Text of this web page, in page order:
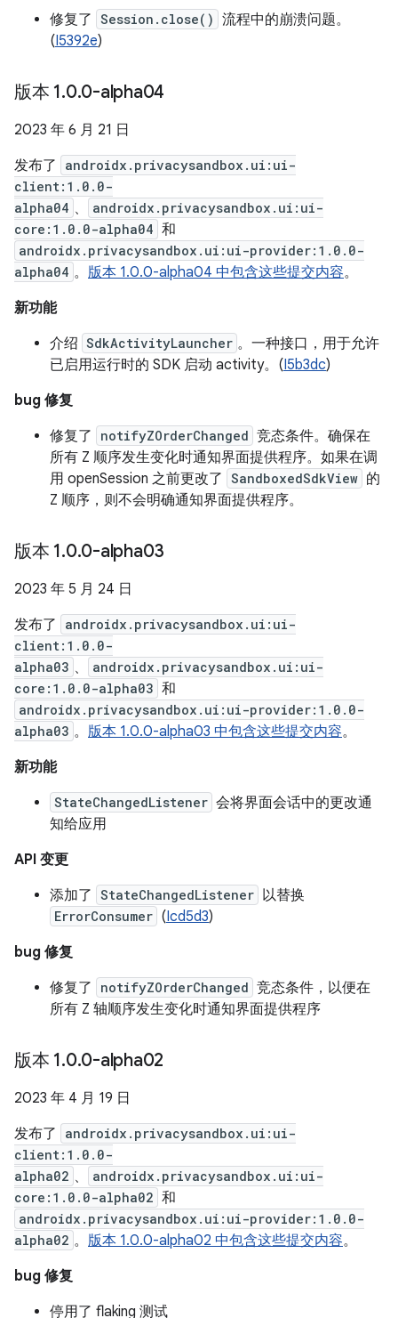
修复了 Session.close() 流程中的崩溃问题。
(I5392e)
版本 1.0.0-alpha04
2023 年 6 月 21 日
发布了
androidx.privacysandbox.ui:ui-
client:1.0.0-
alpha04 、
androidx.privacysandbox.ui:ui-
core:1.0.0-alpha04 和
androidx.privacysandbox.ui:ui-provider:1.0.0-
alpha04 。 版本 1.0.0-alpha04 中包含这些提交内容。
新功能
介绍 SdkActivityLauncher 。一种接口，用于允许
已启用运行时的 SDK 启动 activity。(I5b3dc)
bug 修复
修复了
notifyZOrderChanged 竞态条件。确保在
所有 Z 顺序发生变化时通知界面提供程序。如果在调
用 openSession 之前更改了 SandboxedSdkView 的
Z 顺序，则不会明确通知界面提供程序。
版本 1.0.0-alpha03
2023 年 5 月 24 日
发布了
androidx.privacysandbox.ui:ui-
client:1.0.0-
alpha03 、
androidx.privacysandbox.ui:ui-
core:1.0.0-alpha03 和
androidx.privacysandbox.ui:ui-provider:1.0.0-
alpha03 。 版本 1.0.0-alpha03 中包含这些提交内容。
新功能
StateChangedListener 会将界面会话中的更改通
知给应用
API 变更
添加了 StateChangedListener 以替换
ErrorConsumer (Icd5d3)
bug 修复
修复了
notifyZOrderChanged 竞态条件，以便在
所有 Z 轴顺序发生变化时通知界面提供程序
版本 1.0.0-alpha02
2023 年 4 月 19 日
发布了
androidx.privacysandbox.ui:ui-
client:1.0.0-
alpha02 、
androidx.privacysandbox.ui:ui-
core:1.0.0-alpha02 和
androidx.privacysandbox.ui:ui-provider:1.0.0-
alpha02 。 版本 1.0.0-alpha02 中包含这些提交内容。
bug 修复
停用了 flaking 测试